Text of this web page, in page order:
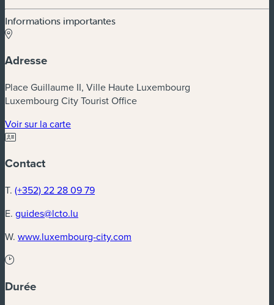
Informations importantes
Adresse
Place Guillaume II, Ville Haute Luxembourg
Luxembourg City Tourist Office
Voir sur la carte(nouvelle fenêtre)
Contact
T. (+352) 22 28 09 79
E. guides@lcto.lu
W. www.luxembourg-city.com
Durée